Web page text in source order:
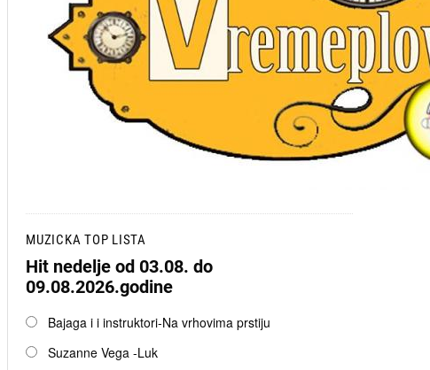
MUZICKA TOP LISTA
Hit nedelje od 03.08. do
09.08.2026.godine
OpcijeBajaga i i instruktori-Na vrhovima prstiju
Suzanne Vega -Luk